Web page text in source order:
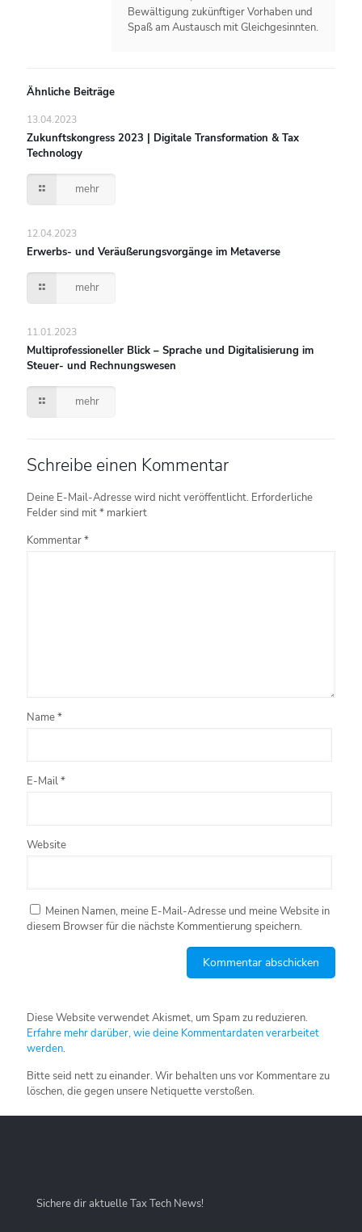
Bewältigung zukünftiger Vorhaben und
Spaß am Austausch mit Gleichgesinnten.
Ähnliche Beiträge
13.04.2023
Zukunftskongress 2023 | Digitale Transformation & Tax
Technology
mehr
12.04.2023
Erwerbs- und Veräußerungsvorgänge im Metaverse
mehr
11.01.2023
Multiprofessioneller Blick – Sprache und Digitalisierung im
Steuer- und Rechnungswesen
mehr
Schreibe einen Kommentar
Deine E-Mail-Adresse wird nicht veröffentlicht. Erforderliche
Felder sind mit* markiert
Kommentar*
Name*
E-Mail*
Website
Meinen Namen, meine E-Mail-Adresse und meine Website in
diesem Browser für die nächste Kommentierung speichern.
Diese Website verwendet Akismet, um Spam zu reduzieren.
Erfahre mehr darüber, wie deine Kommentardaten verarbeitet
werden.
Bitte seid nett zu einander. Wir behalten uns vor Kommentare zu
löschen, die gegen unsere Netiquette verstoßen.
Sichere dir aktuelle Tax Tech News!